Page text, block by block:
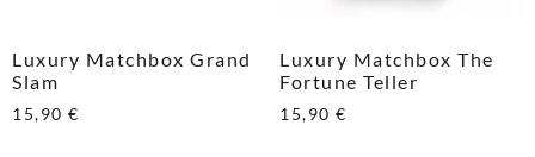
Luxury Matchbox Grand
Slam
15,90 €
Luxury Matchbox The
Fortune Teller
15,90 €